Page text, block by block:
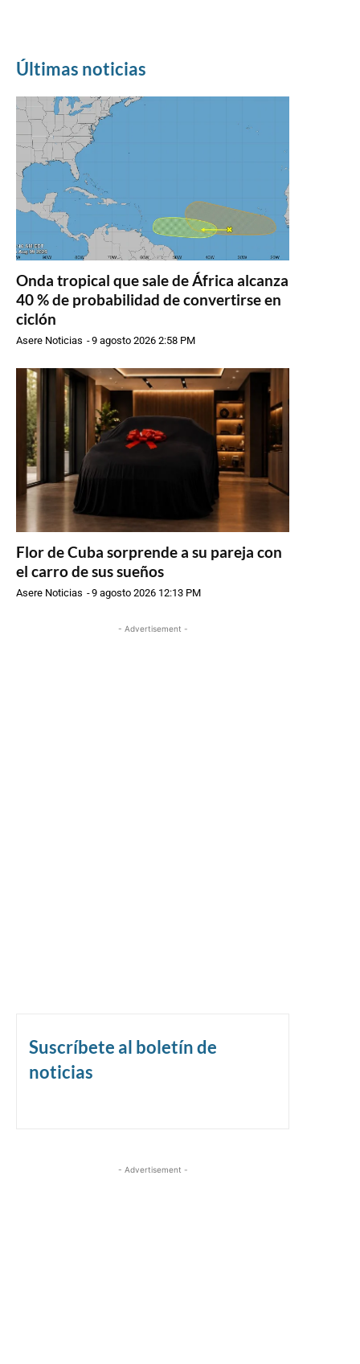
Últimas noticias
Onda tropical que sale de África alcanza
40 % de probabilidad de convertirse en
ciclón
Asere Noticias -9 agosto 2026 2:58 PM
Flor de Cuba sorprende a su pareja con
el carro de sus sueños
Asere Noticias -9 agosto 2026 12:13 PM
- Advertisement -
Suscríbete al boletín de
noticias
- Advertisement -